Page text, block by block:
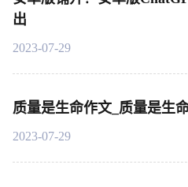
出
2023-07-29
质量是生命作文_质量是生
2023-07-29